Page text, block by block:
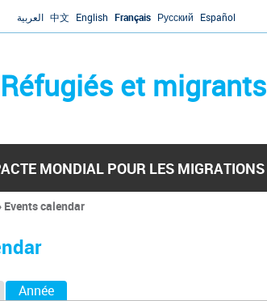
العربية 中文 English Français Русский Español
Réfugiés et migrants
MONDIAL POUR LES MIGRATIONS
Events calendar
Année